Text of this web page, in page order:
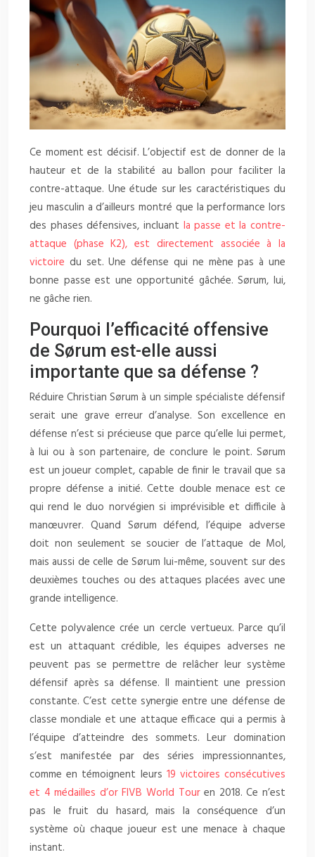
Ce moment est décisif. L’objectif est de donner de la
hauteur et de la stabilité au ballon pour faciliter la
contre-attaque. Une étude sur les caractéristiques du
jeu masculin a d’ailleurs montré que la performance lors
des phases défensives, incluant la passe et la contre-
attaque (phase K2), est directement associée à la
victoire du set. Une défense qui ne mène pas à une
bonne passe est une opportunité gâchée. Sørum, lui,
ne gâche rien.
Pourquoi l’efficacité offensive
de Sørum est-elle aussi
importante que sa défense ?
Réduire Christian Sørum à un simple spécialiste défensif
serait une grave erreur d’analyse. Son excellence en
défense n’est si précieuse que parce qu’elle lui permet,
à lui ou à son partenaire, de conclure le point. Sørum
est un joueur complet, capable de finir le travail que sa
propre défense a initié. Cette double menace est ce
qui rend le duo norvégien si imprévisible et difficile à
manœuvrer. Quand Sørum défend, l’équipe adverse
doit non seulement se soucier de l’attaque de Mol,
mais aussi de celle de Sørum lui-même, souvent sur des
deuxièmes touches ou des attaques placées avec une
grande intelligence.
Cette polyvalence crée un cercle vertueux. Parce qu’il
est un attaquant crédible, les équipes adverses ne
peuvent pas se permettre de relâcher leur système
défensif après sa défense. Il maintient une pression
constante. C’est cette synergie entre une défense de
classe mondiale et une attaque efficace qui a permis à
l’équipe d’atteindre des sommets. Leur domination
s’est manifestée par des séries impressionnantes,
comme en témoignent leurs 19 victoires consécutives
et 4 médailles d’or FIVB World Touren 2018. Ce n’est
pas le fruit du hasard, mais la conséquence d’un
système où chaque joueur est une menace à chaque
instant.